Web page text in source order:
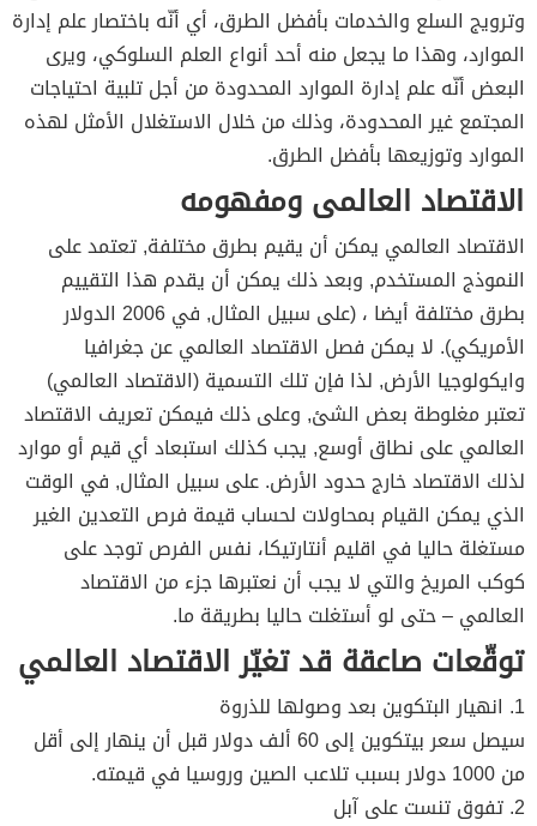
وترويج السلع والخدمات بأفضل الطرق، أي أنّه باختصار علم إدارة
الموارد، وهذا ما يجعل منه أحد أنواع العلم السلوكي، ويرى
البعض أنّه علم إدارة الموارد المحدودة من أجل تلبية احتياجات
المجتمع غير المحدودة، وذلك من خلال الاستغلال الأمثل لهذه
الموارد وتوزيعها بأفضل الطرق.
الاقتصاد العالمى ومفهومه
الاقتصاد العالمي يمكن أن يقيم بطرق مختلفة, تعتمد على
النموذج المستخدم, وبعد ذلك يمكن أن يقدم هذا التقييم
بطرق مختلفة أيضا ، (على سبيل المثال, في 2006 الدولار
الأمريكي). لا يمكن فصل الاقتصاد العالمي عن جغرافيا
وايكولوجيا الأرض, لذا فإن تلك التسمية (الاقتصاد العالمي)
تعتبر مغلوطة بعض الشئ, وعلى ذلك فيمكن تعريف الاقتصاد
العالمي على نطاق أوسع, يجب كذلك استبعاد أي قيم أو موارد
لذلك الاقتصاد خارج حدود الأرض. على سبيل المثال, في الوقت
الذي يمكن القيام بمحاولات لحساب قيمة فرص التعدين الغير
مستغلة حاليا في اقليم أنتارتيكا، نفس الفرص توجد على
كوكب المريخ والتي لا يجب أن نعتبرها جزء من الاقتصاد
العالمي – حتى لو أستغلت حاليا بطريقة ما.
توقّعات صاعقة قد تغيّر الاقتصاد العالمي
1. انهيار البتكوين بعد وصولها للذروة
سيصل سعر بيتكوين إلى 60 ألف دولار قبل أن ينهار إلى أقل
من 1000 دولار بسبب تلاعب الصين وروسيا في قيمته.
2. تفوق تنست على آبل